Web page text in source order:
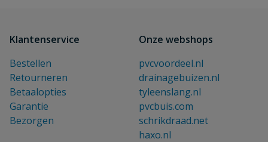
Klantenservice
Bestellen
Retourneren
Betaalopties
Garantie
Bezorgen
Onze webshops
pvcvoordeel.nl
drainagebuizen.nl
tyleenslang.nl
pvcbuis.com
schrikdraad.net
haxo.nl